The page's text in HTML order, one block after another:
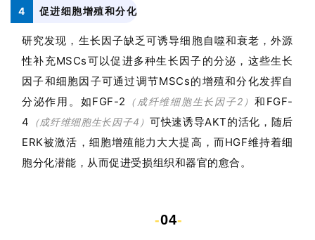
4 促进细胞增殖和分化
研究发现，生长因子缺乏可诱导细胞自噬和衰老，外源
性补充MSCs可以促进多种生长因子的分泌，这些生长
因子和细胞因子可通过调节MSCs的增殖和分化发挥自
分泌作用。如FGF-2 （ 成纤维细胞生长因子2 ）和FGF-
4 （成纤维细胞生长因子4 ） 可快速诱导AKT的活化，随后
ERK被激活，细胞增殖能力大大提高，而HGF维持着细
胞分化潜能，从而促进受损组织和器官的愈合。
-04-